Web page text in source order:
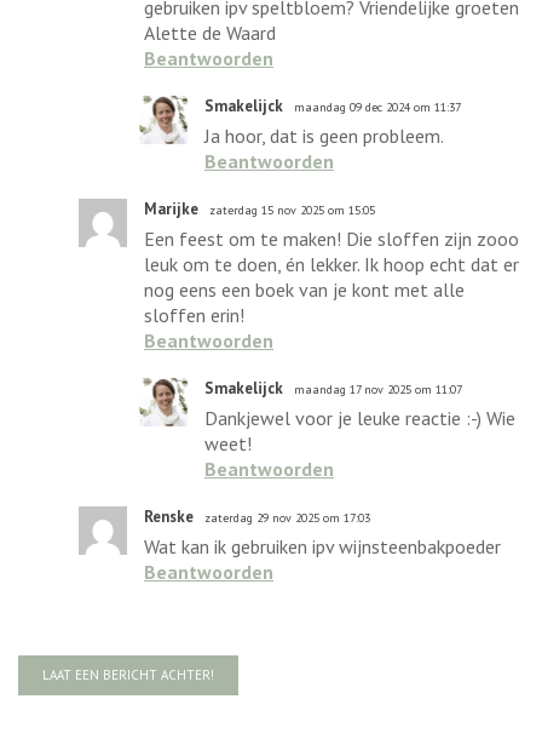
gebruiken ipv speltbloem? Vriendelijke groeten
Alette de Waard
Beantwoorden
Smakelijck maandag 09 dec 2024 om 11:37
Ja hoor, dat is geen probleem.
Beantwoorden
Marijke zaterdag 15 nov 2025 om 15:05
Een feest om te maken! Die sloffen zijn zooo
leuk om te doen, én lekker. Ik hoop echt dat er
nog eens een boek van je kont met alle
sloffen erin!
Beantwoorden
Smakelijck maandag 17 nov 2025 om 11:07
Dankjewel voor je leuke reactie :-) Wie
weet!
Beantwoorden
Renske zaterdag 29 nov 2025 om 17:03
Wat kan ik gebruiken ipv wijnsteenbakpoeder
Beantwoorden
LAAT EEN BERICHT ACHTER!